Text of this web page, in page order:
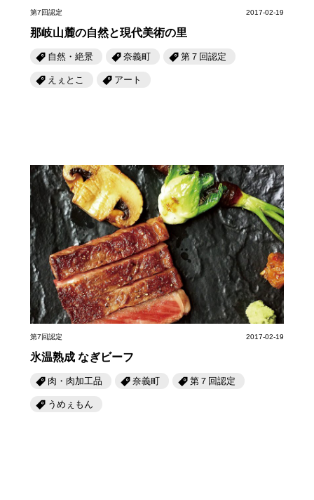
第7回認定 2017-02-19
那岐山麓の自然と現代美術の里
自然・絶景 奈義町 第７回認定
えぇとこ アート
第7回認定 2017-02-19
氷温熟成 なぎビーフ
肉・肉加工品 奈義町 第７回認定
うめぇもん